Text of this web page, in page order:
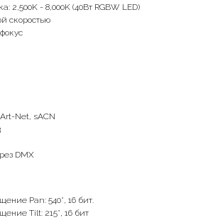
2,500K - 8,000K (40Вт RGBW LED)
скоростью
Net, sACN
DMX
Pan: 540°, 16 бит.
Tilt: 215°, 16 бит